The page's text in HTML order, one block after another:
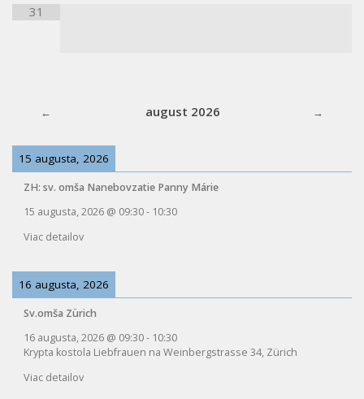
31
august 2026
15 augusta, 2026
ZH: sv. omša Nanebovzatie Panny Márie
15 augusta, 2026 @ 09:30- 10:30
Viac detailov
16 augusta, 2026
Sv.omša Zürich
16 augusta, 2026 @ 09:30- 10:30
Krypta kostola Liebfrauen na Weinbergstrasse 34, Zürich
Viac detailov